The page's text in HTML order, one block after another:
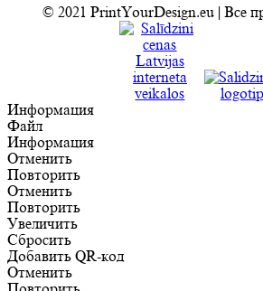
© 2021 PrintYourDesign.eu | Все
Информация
Файл
Информация
Отменить
Повторить
Отменить
Повторить
Увеличить
Сбросить
Добавить QR-код
Отменить